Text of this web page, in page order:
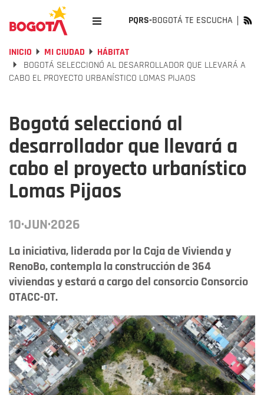
PQRS-BOGOTÁ TE ESCUCHA
INICIO MI CIUDAD
HÁBITAT
BOGOTÁ SELECCIONÓ AL DESARROLLADOR QUE LLEVARÁ A
CABO EL PROYECTO URBANÍSTICO LOMAS PIJAOS
Bogotá seleccionó al
desarrollador que llevará a
cabo el proyecto urbanístico
Lomas Pijaos
10·JUN·2026
La iniciativa, liderada por la Caja de Vivienda y
RenoBo, contempla la construcción de 364
viviendas y estará a cargo del consorcio Consorcio
OTACC-OT.